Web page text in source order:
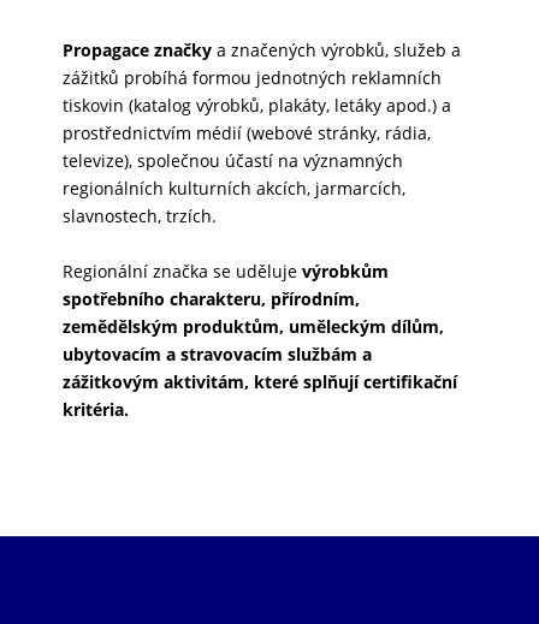
Propagace značkya značených výrobků, služeb a
zážitků probíhá formou jednotných reklamních
tiskovin (katalog výrobků, plakáty, letáky apod.) a
prostřednictvím médií (webové stránky, rádia,
televize), společnou účastí na významných
regionálních kulturních akcích, jarmarcích,
slavnostech, trzích.
Regionální značka se uděluje výrobkům
spotřebního charakteru, přírodním,
zemědělským produktům, uměleckým dílům,
ubytovacím a stravovacím službám a
zážitkovým aktivitám, které splňují certifikační
kritéria.